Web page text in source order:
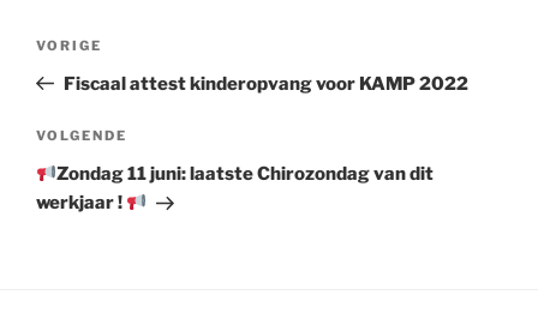
Vorig
bericht
VORIGE
Fiscaal attest kinderopvang voor KAMP 2022
Volgend
bericht
VOLGENDE
Zondag 11 juni: laatste Chirozondag van dit
werkjaar !